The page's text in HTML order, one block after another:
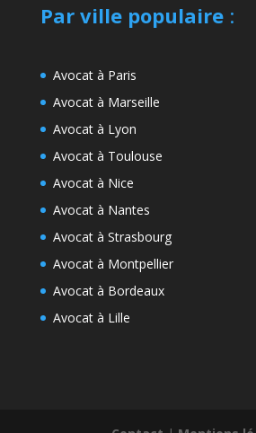
Par ville populaire:
Avocat à Paris
Avocat à Marseille
Avocat à Lyon
Avocat à Toulouse
Avocat à Nice
Avocat à Nantes
Avocat à Strasbourg
Avocat à Montpellier
Avocat à Bordeaux
Avocat à Lille